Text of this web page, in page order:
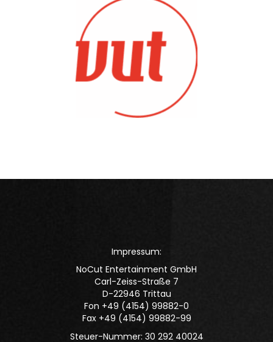
Impressum:
NoCut Entertainment GmbH
Carl-Zeiss-Straße 7
D-22946 Trittau
Fon +49 (4154) 99882-0
Fax +49 (4154) 99882-99
Steuer-Nummer: 30 292 40024